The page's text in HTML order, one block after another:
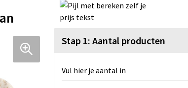
Stap 1: Aantal producten
Vul hier je aantal in